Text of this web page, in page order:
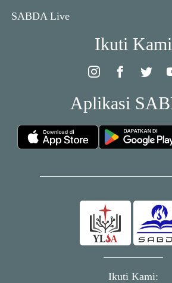
SABDA Live
Ikuti Kami
Aplikasi
Ikuti Kami: